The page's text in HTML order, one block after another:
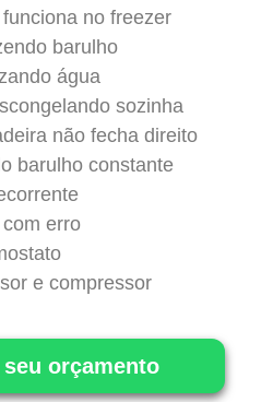
no freezer
barulho
água
sozinha
não fecha direito
barulho constante
erro
e compressor
orçamento